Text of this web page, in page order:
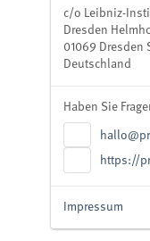
c/o Leibniz-
Dresden
01069 Dresden
Deutschland
Haben Sie
https://
Impressum